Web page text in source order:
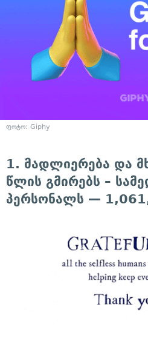
ფოტო: Giphy
1. მადლიერება და
წლის გმირებს –
პერსონალს —